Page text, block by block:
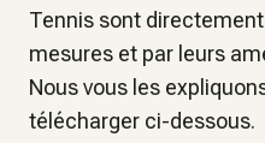
Tennis sont
mesures et par leurs
Nous vous les
télécharger ci-dessous.